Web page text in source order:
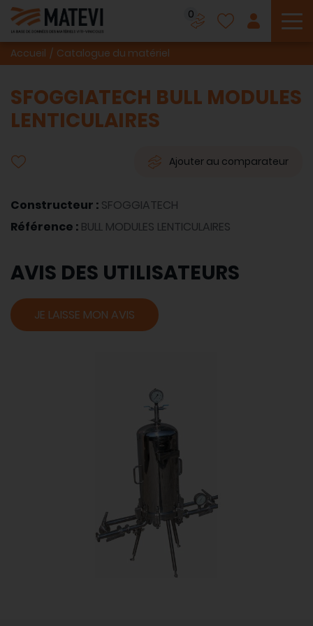
0
Accueil Catalogue du matériel
SFOGGIATECH BULL MODULES
LENTICULAIRES
Ajouter au comparateur
Constructeur : SFOGGIATECH
Référence : BULL MODULES LENTICULAIRES
AVIS DES UTILISATEURS
JE LAISSE MON AVIS